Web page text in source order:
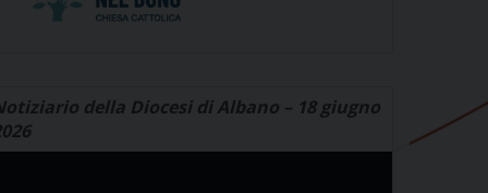
della Diocesi di Albano – 18 giugno